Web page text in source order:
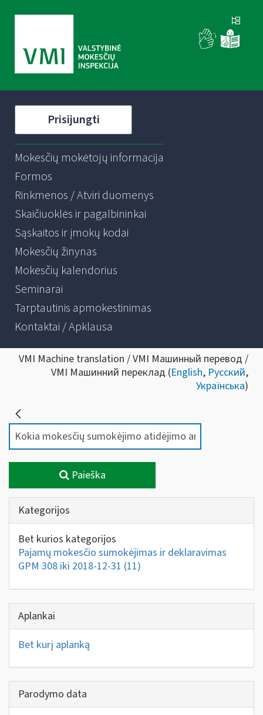
Prisijungti
Mokesčių mokėtojų informacija
Formos
Rinkmenos / Atviri duomenys
Skaičiuoklės ir pagalbininkai
Sąskaitos ir įmokų kodai
Mokesčių žinynas
Mokesčių kalendorius
Seminarai
Tarptautinis apmokestinimas
Kontaktai / Apklausa
VMI Machine translation / VMI Машинный перевод /
VMI Машинний переклад (English, Русский,
Українська)
Paieška
Kategorijos
Bet kurios kategorijos
Pajamų mokesčio sumokėjimas ir deklaravimas
GPM 308 iki 2018-12-31 (11)
Aplankai
Bet kurį aplanką
Parodymo data